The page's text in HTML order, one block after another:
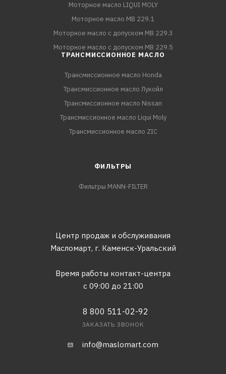
Моторное масло LIQUI MOLY
Моторное масло MB 229.1
Моторное масло с допуском MB 229.3
Моторное масло с допуском MB 229.5
ТРАНСМИССИОННОЕ МАСЛО
Трансмиссионное масло Honda
Трансмиссионное масло Лукойл
Трансмиссионное масло Nissan
Трансмиссионное масло Liqui Moly
Трансмиссионное масло ZIC
ФИЛЬТРЫ
Фильтры MANN-FILTER
Центр продаж и обслуживания
Масломарт, г. Каменск-Уральский
Время работы контакт-центра
с 09:00 до 21:00
8 800 511-02-92
ЗАКАЗАТЬ ЗВОНОК
info@maslomart.com